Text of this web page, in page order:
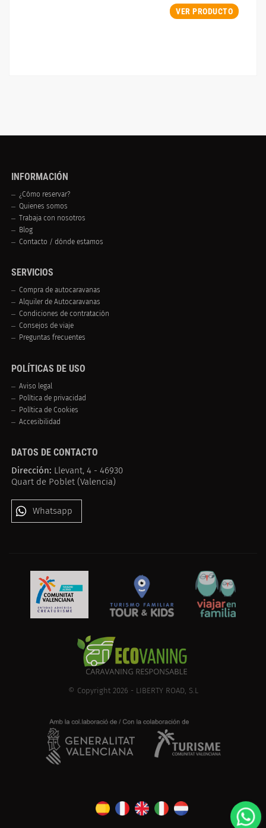
VER PRODUCTO
INFORMACIÓN
¿Cómo reservar?
Quienes somos
Trabaja con nosotros
Blog
Contacto / dónde estamos
SERVICIOS
Compra de autocaravanas
Alquiler de Autocaravanas
Condiciones de contratación
Consejos de viaje
Preguntas frecuentes
POLÍTICAS DE USO
Aviso legal
Política de privacidad
Política de Cookies
Accesibilidad
DATOS DE CONTACTO
Dirección: Llevant, 4 - 46930
Quart de Poblet (Valencia)
Whatsapp
© Copyright 2026 - LIBERTY ROAD, S.L